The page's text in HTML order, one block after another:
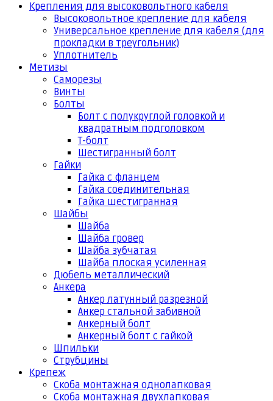
Крепления для высоковольтного кабеля
Высоковольтное крепление для кабеля
Универсальное крепление для кабеля (для
прокладки в треугольник)
Уплотнитель
Метизы
Саморезы
Винты
Болты
Болт с полукруглой головкой и
квадратным подголовком
Т-болт
Шестигранный болт
Гайки
Гайка с фланцем
Гайка соединительная
Гайка шестигранная
Шайбы
Шайба
Шайба гровер
Шайба зубчатая
Шайба плоская усиленная
Дюбель металлический
Анкера
Анкер латунный разрезной
Анкер стальной забивной
Анкерный болт
Анкерный болт с гайкой
Шпильки
Струбцины
Крепеж
Скоба монтажная однолапковая
Скоба монтажная двухлапковая